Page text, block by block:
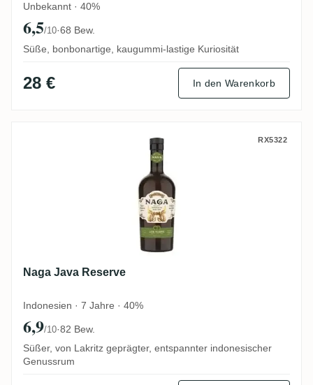
Unbekannt · 40%
6,5/10·68 Bew.
Süße, bonbonartige, kaugummi-lastige Kuriosität
28 € In den Warenkorb
Naga Java Reserve RX5322
Naga Java Reserve
Indonesien · 7 Jahre · 40%
6,9/10·82 Bew.
Süßer, von Lakritz geprägter, entspannter indonesischer
Genussrum